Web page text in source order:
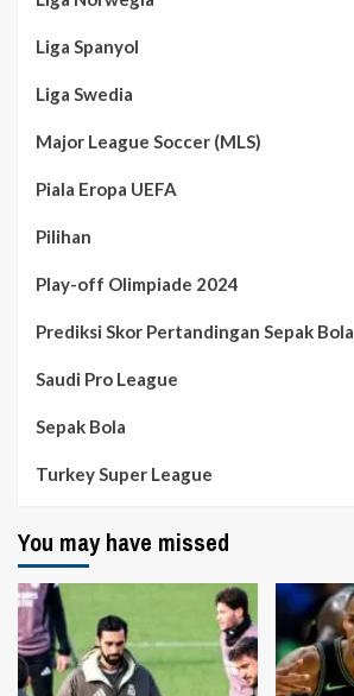
Liga Spanyol
Liga Swedia
Major League Soccer (MLS)
Piala Eropa UEFA
Pilihan
Play-off Olimpiade 2024
Prediksi Skor Pertandingan Sepak Bola
Saudi Pro League
Sepak Bola
Turkey Super League
You may have missed